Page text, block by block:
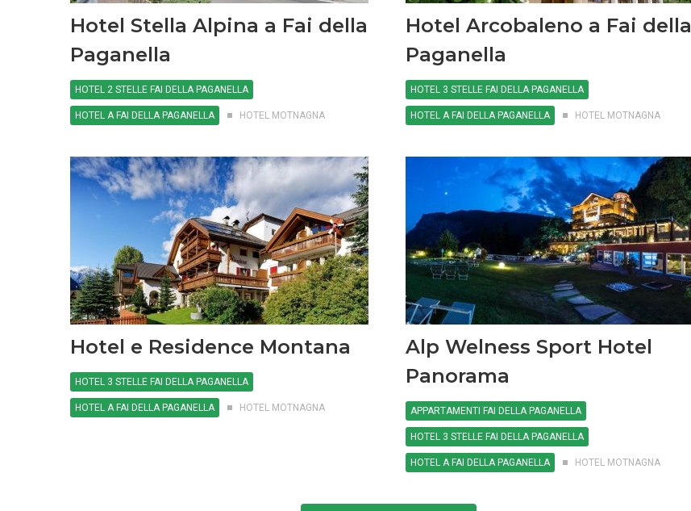
Hotel Stella Alpina a Fai della
Paganella
HOTEL 2 STELLE FAI DELLA PAGANELLA
HOTEL A FAI DELLA PAGANELLA HOTEL MOTNAGNA
Hotel Arcobaleno a Fai della
Paganella
HOTEL 3 STELLE FAI DELLA PAGANELLA
HOTEL A FAI DELLA PAGANELLA HOTEL MOTNAGNA
Hotel e Residence Montana
HOTEL 3 STELLE FAI DELLA PAGANELLA
HOTEL A FAI DELLA PAGANELLA HOTEL MOTNAGNA
Alp Welness Sport Hotel
Panorama
APPARTAMENTI FAI DELLA PAGANELLA
HOTEL 3 STELLE FAI DELLA PAGANELLA
HOTEL A FAI DELLA PAGANELLA HOTEL MOTNAGNA